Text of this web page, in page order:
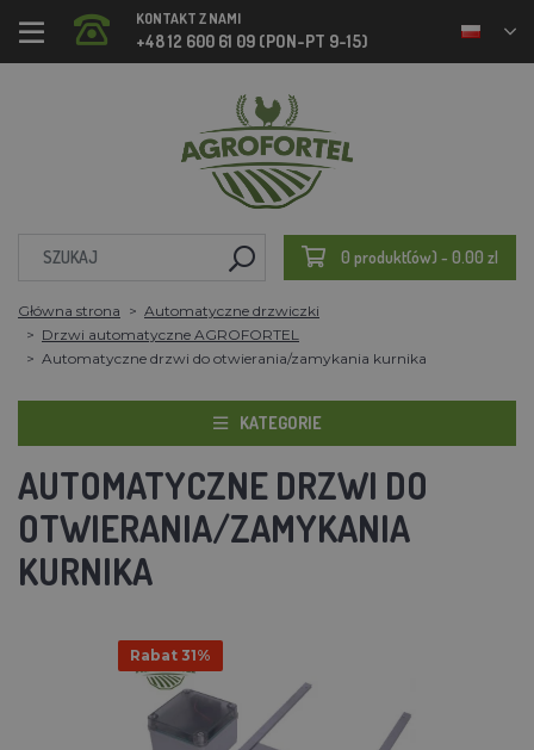
KONTAKT Z NAMI
+48 12 600 61 09 (PON-PT 9-15)
0 produkt(ów) - 0.00 zl
Główna strona
Automatyczne drzwiczki
Drzwi automatyczne AGROFORTEL
Automatyczne drzwi do otwierania/zamykania kurnika
KATEGORIE
AUTOMATYCZNE DRZWI DO
OTWIERANIA/ZAMYKANIA
KURNIKA
Rabat 31%